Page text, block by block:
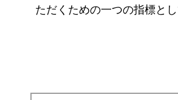
ただくための一つの指標と